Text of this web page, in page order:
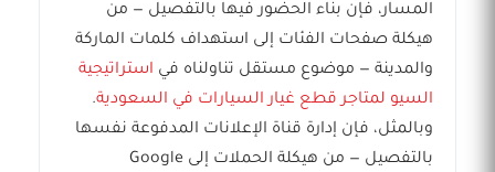
المسار، فإن بناء الحضور فيها بالتفصيل — من
هيكلة صفحات الفئات إلى استهداف كلمات الماركة
والمدينة — موضوع مستقل تناولناه في استراتيجية
السيو لمتاجر قطع غيار السيارات في السعودية.
وبالمثل، فإن إدارة قناة الإعلانات المدفوعة نفسها
بالتفصيل — من هيكلة الحملات إلى Google